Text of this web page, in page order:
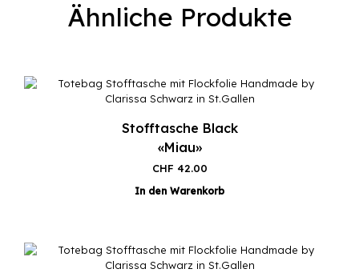
Ähnliche Produkte
Stofftasche Black
«Miau»
CHF 42.00
In den Warenkorb